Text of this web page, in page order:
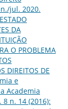
jul. 2020.
ESTADO
DA
O PROBLEMA
DIREITOS DE
e
Academia
n. 14 (2016):